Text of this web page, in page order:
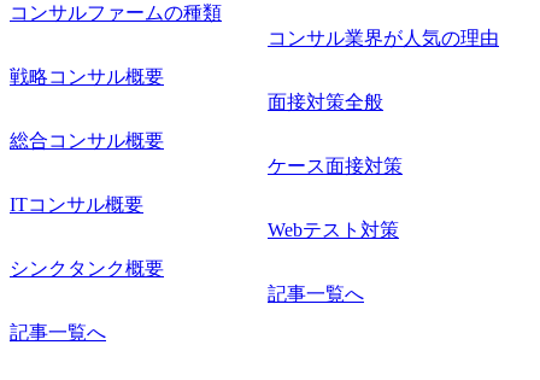
コンサルファームの種類
戦略コンサル概要
総合コンサル概要
ITコンサル概要
シンクタンク概要
記事一覧へ
コンサル業界が人気の理由
面接対策全般
ケース面接対策
Webテスト対策
記事一覧へ